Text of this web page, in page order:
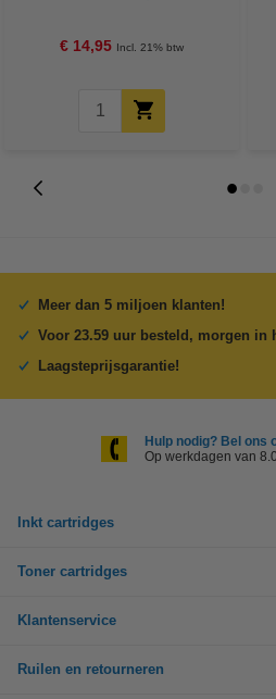
€ 14,95 Incl. 21% btw
Meer dan 5 miljoen klanten!
Voor 23.59 uur besteld, morgen in
Laagsteprijsgarantie!
Hulp nodig? Bel ons
Op werkdagen van
Inkt cartridges
Toner cartridges
Klantenservice
Ruilen en retourneren